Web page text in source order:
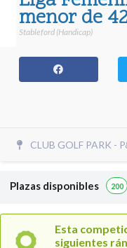
menor de
Stableford (Handicap)
CLUB GOLF PARK -
Plazas disponibles 200
Esta
siguientes